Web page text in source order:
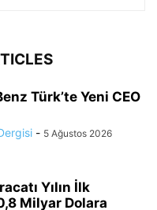
Türk’te Yeni CEO
- 5 Ağustos 2026
Yılın İlk
Milyar Dolara